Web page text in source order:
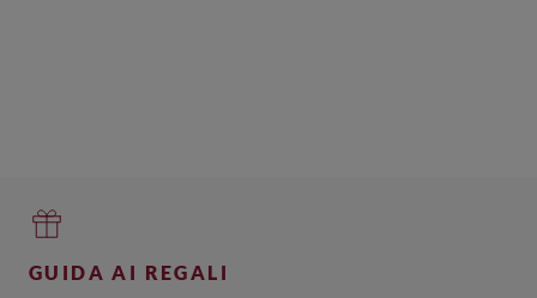
GUIDA AI REGALI